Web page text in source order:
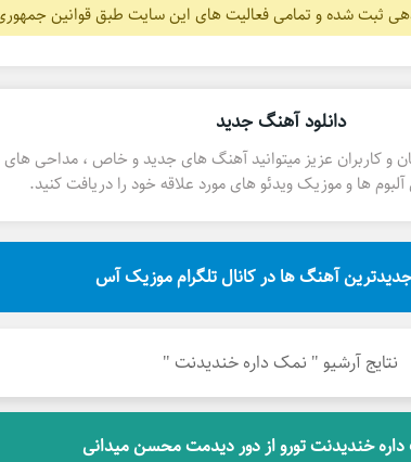
ثبت شده و تمامی فعالیت های این سایت طبق قوانین
دانلود آهنگ جدید
و کاربران عزیز میتوانید آهنگ های جدید و خاص ، مداحی های
ها و موزیک ویدئو های مورد علاقه خود را دریافت کنید.
آهنگ ها در کانال تلگرام موزیک آس
نتایج آرشیو " نمک داره خندیدنت "
خندیدنت تورو از دور دیدمت محسن میدانی